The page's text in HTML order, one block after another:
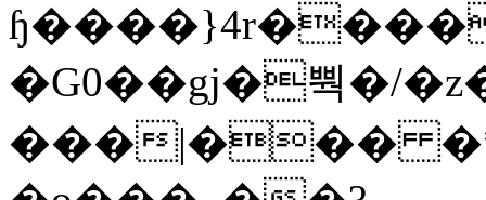
�G0��gj�뿩�/
���|���